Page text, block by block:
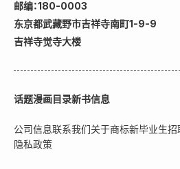
邮编：180-0003
东京都武藏野市吉祥寺南町1-9-9
吉祥寺觉寺大楼
话题漫画目录新书信息
公司信息联系我们关于商标新毕业生招
隐私政策